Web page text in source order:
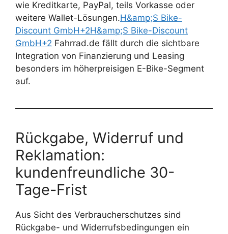
wie Kreditkarte, PayPal, teils Vorkasse oder
weitere Wallet-Lösungen.H&amp;S Bike-
Discount GmbH+2H&amp;S Bike-Discount
GmbH+2 Fahrrad.de fällt durch die sichtbare
Integration von Finanzierung und Leasing
besonders im höherpreisigen E-Bike-Segment
auf.
Rückgabe, Widerruf und
Reklamation:
kundenfreundliche 30-
Tage-Frist
Aus Sicht des Verbraucherschutzes sind
Rückgabe- und Widerrufsbedingungen ein